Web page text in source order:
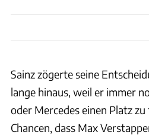
Sainz zögerte seine
lange hinaus, weil er immer
oder Mercedes einen Platz
Chancen, dass Max